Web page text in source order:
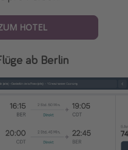
HOTEL
ab Berlin